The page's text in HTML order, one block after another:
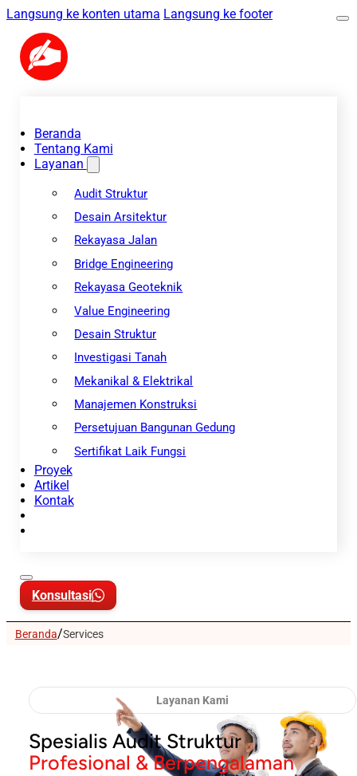
Langsung ke konten utama Langsung ke footer
Beranda
Tentang Kami
Layanan
Audit Struktur
Desain Arsitektur
Rekayasa Jalan
Bridge Engineering
Rekayasa Geoteknik
Value Engineering
Desain Struktur
Investigasi Tanah
Mekanikal & Elektrikal
Manajemen Konstruksi
Persetujuan Bangunan Gedung
Sertifikat Laik Fungsi
Proyek
Artikel
Kontak
Konsultasi
Beranda/Services
Layanan Kami
Spesialis Audit Struktur
Profesional & Berpengalaman